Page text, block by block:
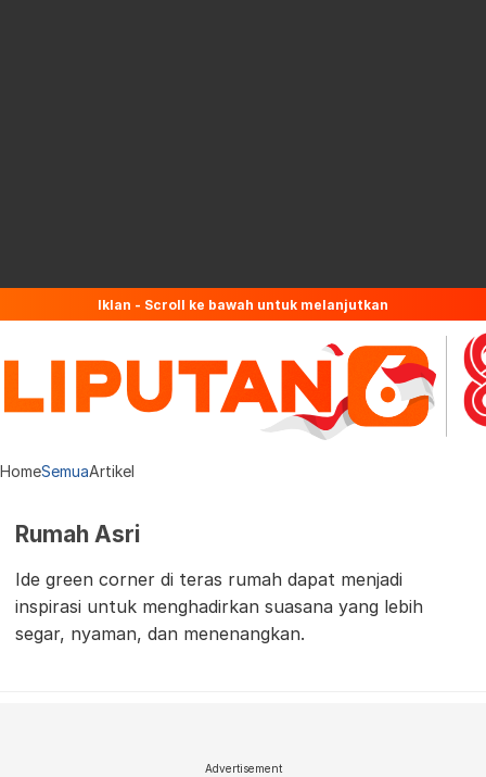
Iklan - Scroll ke bawah untuk melanjutkan
HomeSemuaArtikel
Rumah Asri
Ide green corner di teras rumah dapat menjadi
inspirasi untuk menghadirkan suasana yang lebih
segar, nyaman, dan menenangkan.
Advertisement